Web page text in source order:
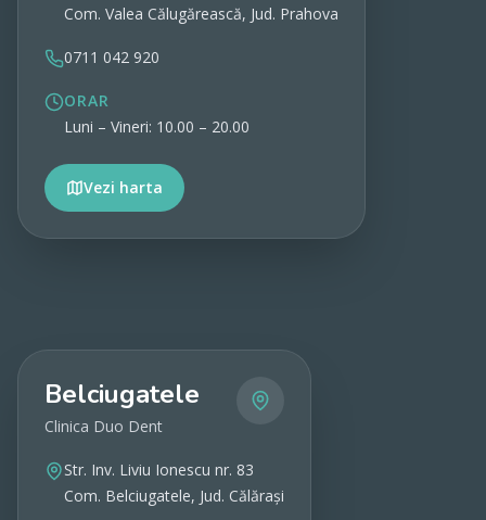
Com. Valea Călugărească, Jud. Prahova
0711 042 920
ORAR
Luni – Vineri: 10.00 – 20.00
Vezi harta
Vezi detalii
Belciugatele
Clinica Duo Dent
Str. Inv. Liviu Ionescu nr. 83
Com. Belciugatele, Jud. Călărași